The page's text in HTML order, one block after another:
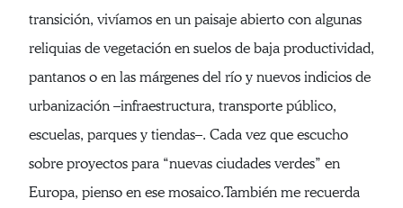
transición, vivíamos en un paisaje abierto con algunas
reliquias de vegetación en suelos de baja productividad,
pantanos o en las márgenes del río y nuevos indicios de
urbanización –infraestructura, transporte público,
escuelas, parques y tiendas–. Cada vez que escucho
sobre proyectos para “nuevas ciudades verdes” en
Europa, pienso en ese mosaico.También me recuerda